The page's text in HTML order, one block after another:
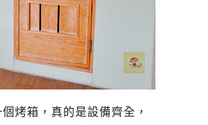
烤箱，真的是設備齊全，